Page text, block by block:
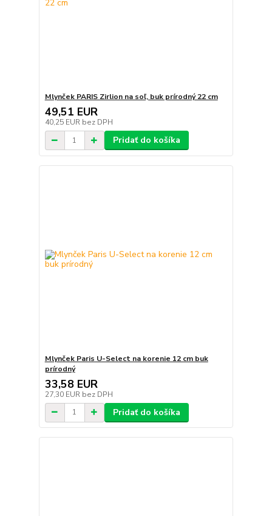
Mlynček PARIS Zirlion na soľ, buk prírodný 22 cm
49,51 EUR
40,25 EUR bez DPH
Pridať do košíka
Mlynček Paris U-Select na korenie 12 cm buk
prírodný
33,58 EUR
27,30 EUR bez DPH
Pridať do košíka